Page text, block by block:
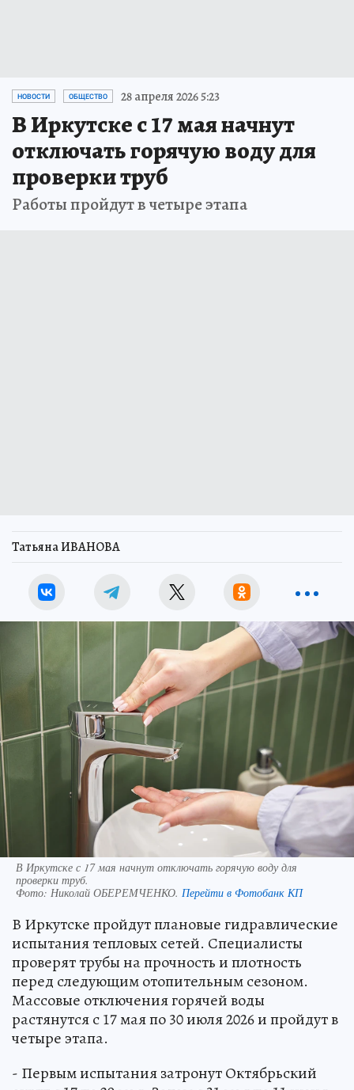
НОВОСТИ ОБЩЕСТВО 28 апреля 2026 5:23
В Иркутске с 17 мая начнут
отключать горячую воду для
проверки труб
В Иркутске с 17 мая начнут отключать горячую воду для
Фото:Николай ОБЕРЕМЧЕНКО.Перейти в Фотобанк КП
В Иркутске пройдут плановые гидравлические
испытания тепловых сетей. Специалисты
проверят трубы на прочность и плотность
перед следующим отопительным сезоном.
Массовые отключения горячей воды
растянутся с 17 мая по 30 июля 2026 и пройдут в
четыре этапа.